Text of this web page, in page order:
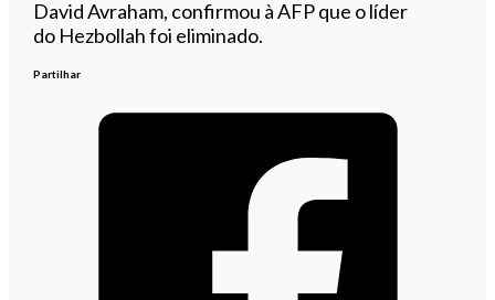
David Avraham, confirmou à AFP que o líder
do Hezbollah foi eliminado.
Partilhar